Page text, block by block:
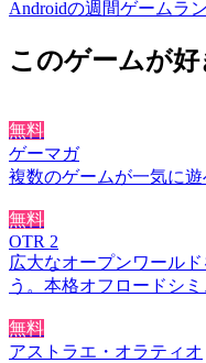
Androidの週間ゲームラ
このゲームが
無料
ゲーマガ
複数のゲームが一気に
無料
OTR 2
広大なオープンワール
う。本格オフロードシミ
無料
アストラエ・オラティオ